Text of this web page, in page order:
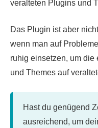
veralteten Plugins und
Das Plugin ist aber
wenn man auf
ruhig einsetzen, um
und Themes auf
Hast du genügend
ausreichend, um